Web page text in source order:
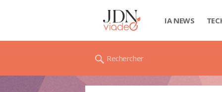
IA NEWS
Rechercher